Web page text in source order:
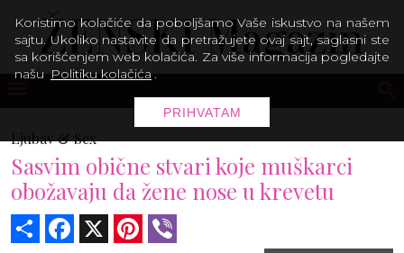
Ljubav & Sex
Sasvim obične stvari koje muškarci
obožavaju da žene nose u krevetu
Share Facebook Pinterest
Koristimo kolačiće da poboljšamo Vaše iskustvo na našem
sajtu. Ukoliko nastavite da pretražujete ovaj sajt, saglasni ste
sa korišćenjem web kolačića. Za više informacija pogledajte
našu Politiku kolačića .
PRIHVATAM